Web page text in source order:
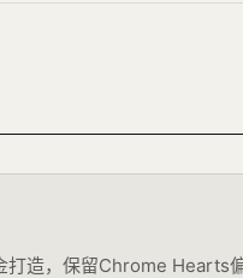
造，保留Chrome Hearts